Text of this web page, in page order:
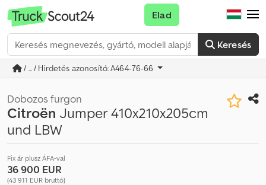
Keresés
Elad
/ ... / Hirdetés azonosító: A464-76-66
Dobozos furgon
Citroën Jumper 410x210x205cm
und LBW
Fix ár plusz ÁFA-val
36 900 EUR
(43 911 EUR bruttó)